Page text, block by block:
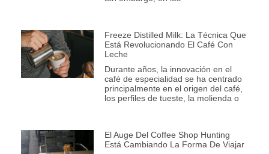
Freeze Distilled Milk: La Técnica Que
Está Revolucionando El Café Con
Leche
Durante años, la innovación en el
café de especialidad se ha centrado
principalmente en el origen del café,
los perfiles de tueste, la molienda o
El Auge Del Coffee Shop Hunting
Está Cambiando La Forma De Viajar